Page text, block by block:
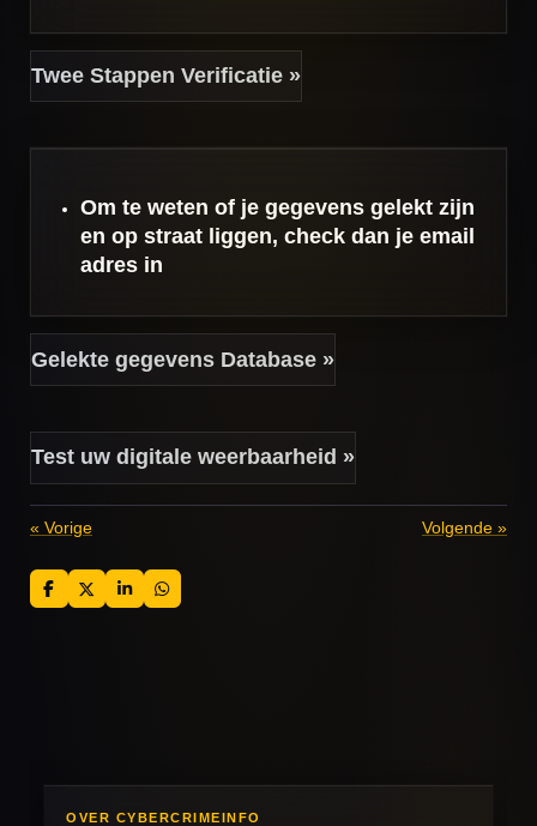
Twee Stappen Verificatie »
Om te weten of je gegevens gelekt zijn
en op straat liggen, check dan je email
adres in
Gelekte gegevens Database »
Test uw digitale weerbaarheid »
« Vorige Volgende »
D
e
D
e
S
h
D
e
OVER CYBERCRIMEINFO